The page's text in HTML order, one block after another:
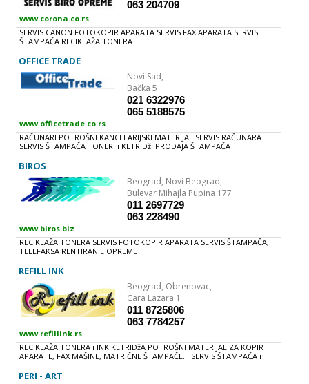
063 204709
www.corona.co.rs
SERVIS CANON FOTOKOPIR APARATA SERVIS FAX APARATA SERVIS
ŠTAMPAČA RECIKLAŽA TONERA
OFFICE TRADE
Novi Sad,
Bačka 5
021 6322976
065 5188575
www.officetrade.co.rs
RAČUNARI POTROŠNI KANCELARIJSKI MATERIJAL SERVIS RAČUNARA
SERVIS ŠTAMPAČA TONERI i KETRIDžI PRODAJA ŠTAMPAČA
BIROS
Beograd, Novi Beograd,
Bulevar Mihajla Pupina 177
011 2697729
063 228490
www.biros.biz
RECIKLAŽA TONERA SERVIS FOTOKOPIR APARATA SERVIS ŠTAMPAČA,
TELEFAKSA RENTIRANjE OPREME
REFILL INK
Beograd, Obrenovac,
Cara Lazara 1
011 8725806
063 7784257
www.refillink.rs
RECIKLAŽA TONERA i INK KETRIDžA POTROŠNI MATERIJAL ZA KOPIR
APARATE, FAX MAŠINE, MATRIČNE ŠTAMPAČE... SERVIS ŠTAMPAČA i
KOPIR APARATA
PERI - ART